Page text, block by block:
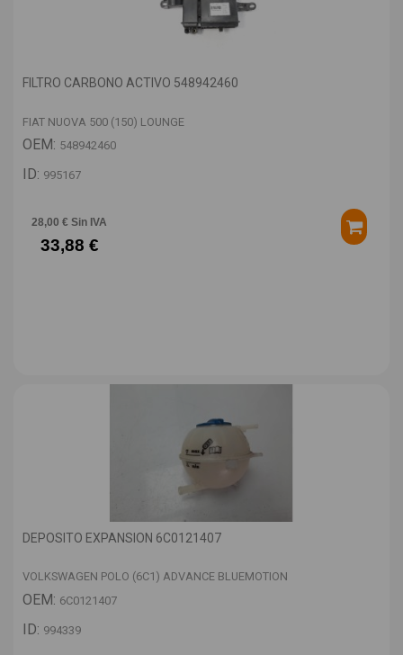
FILTRO CARBONO ACTIVO 548942460
FIAT NUOVA 500 (150) LOUNGE
OEM: 548942460
ID: 995167
28,00 € Sin IVA
33,88 €
DEPOSITO EXPANSION 6C0121407
VOLKSWAGEN POLO (6C1) ADVANCE BLUEMOTION
OEM: 6C0121407
ID: 994339